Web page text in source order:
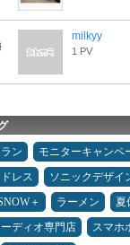
milkyy
1 PV
ン モニターキャンペ
レス
ソニックデザイ
＋
ラーメン
夏
ディオ専門店
スマホ